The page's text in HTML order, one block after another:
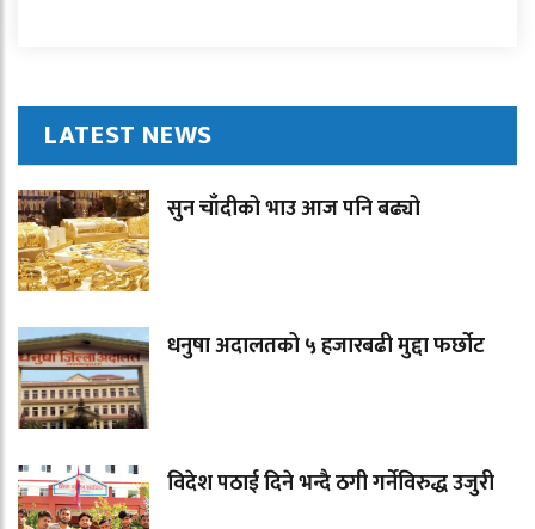
LATEST NEWS
सुन चाँदीको भाउ आज पनि बढ्यो
धनुषा अदालतको ५ हजारबढी मुद्दा फर्छोट
विदेश पठाई दिने भन्दै ठगी गर्नेविरुद्ध उजुरी